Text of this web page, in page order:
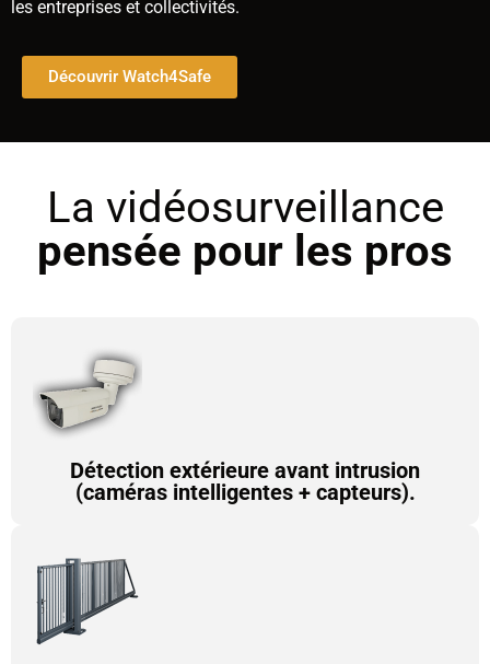
les entreprises et collectivités.
Découvrir Watch4Safe
La vidéosurveillance
pensée pour les pros
Détection extérieure avant intrusion
(caméras intelligentes + capteurs).